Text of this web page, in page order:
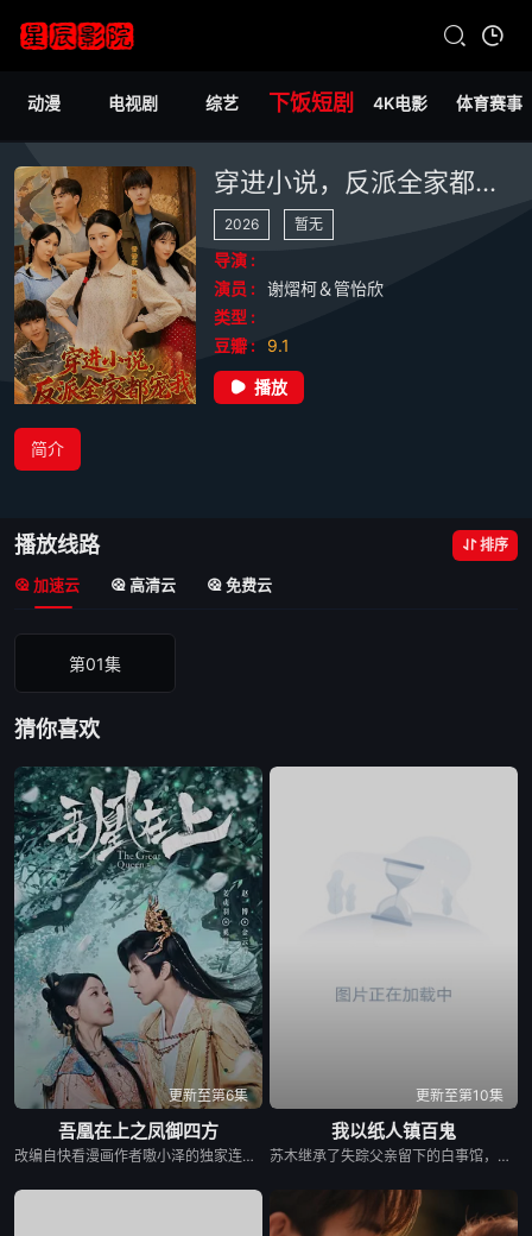
动漫 电视剧 综艺 下饭短剧 4K电影 体育赛事
穿进小说，反派全家都宠我
2026 暂无
导演 :
演员 :
谢熠柯＆管怡欣
类型 :
豆瓣 :
9.1
播放
简介
播放线路 排序
加速云 高清云 免费云
第01集
猜你喜欢
更新至第6集
吾凰在上之凤御四方
改编自快看漫画作者嗷小泽的独家连载漫画《吾凰在上》。 现代少女奚圆（姜贞羽 饰）因意外踏入玄机界，继而卷入虎云国内乱的漩涡，身陷重重危机，而在一次次险象环生中，奚圆的真实身份逐渐浮出水面，她体内的凤凰神力也在机缘巧合下被激发觉醒。肩负整个玄机界安危的奚圆将个人的生死抛之脑后挺身而出，勇敢地向至高的神律挑战，并最终凭借自身的聪慧与坚韧守护了玄机界的苍生。
更新至第10集
我以纸人镇百鬼
苏木继承了失踪父亲留下的白事馆，本想低调扎纸维生，却因一具流血的新娘纸人卷入了一场跨越十年的惊天阴谋。这纸人身上，竟贴着父亲消失前的绝命符箓。为了寻找父亲，苏木手持家传罗盘，独闯古镇鬼婚宴，掌扇招魂神棍。深陷租界纸域大楼，反杀吸血资本家。最终踏入生人勿近的封门村，揭开百人活尸背后的血泪冤案。随着三块罗盘碎片合一，当年的背叛者，父亲的结拜兄弟王叔现身夺宝。王叔布下万怨噬魂阵，欲将苏木炼成杀戮傀儡。生死关头，苏木觉醒苏家至高血脉，融合父亲残魂，引九霄神雷荡平邪祟。你以为苏家扎的是纸，不，扎的是这世间的公道。从此，苏木手持罗盘，行走阴阳，开启了一段热血又诡异的捉鬼传奇。